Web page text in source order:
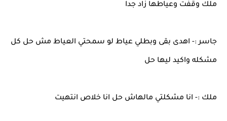
ملك وقفت وعياطها زاد جدا
جاسر :- اهدى بقى وبطلي عياط لو سمحتي العياط مش حل كل
مشكله واكيد ليها حل
ملك :- انا مشكلتي مالهاش حل انا خلاص انتهيت